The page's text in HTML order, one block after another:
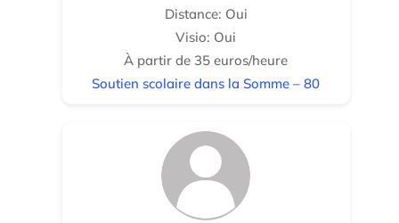
Distance: Oui
Visio: Oui
À partir de 35 euros/heure
Soutien scolaire dans la Somme – 80